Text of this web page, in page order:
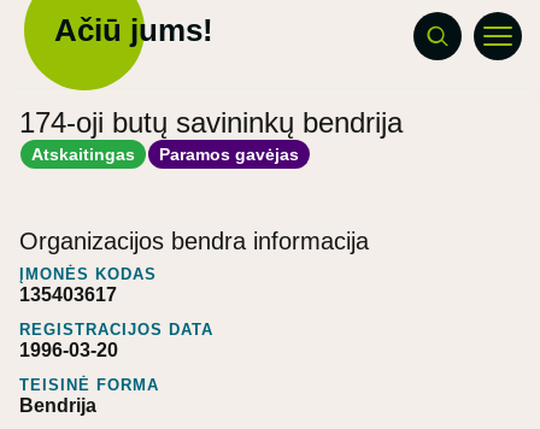
Ačiū jums!
174-oji butų savininkų bendrija
Atskaitingas Paramos gavėjas
Organizacijos bendra informacija
ĮMONĖS KODAS
135403617
REGISTRACIJOS DATA
1996-03-20
TEISINĖ FORMA
Bendrija